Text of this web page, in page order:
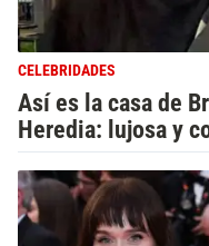
CELEBRIDADES
Así es la casa de
Heredia: lujosa y